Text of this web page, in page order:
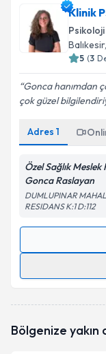
Klinik
Psikoloji
Balıkesir
5 (3
Gonca hanımdan
çok güzel
Adres 1
Özel Sağlık
Gonca Raslayan
DUMLUPINAR
RESIDANS K:1 D:112
Randevu
takvimi talebi
Bölgenize